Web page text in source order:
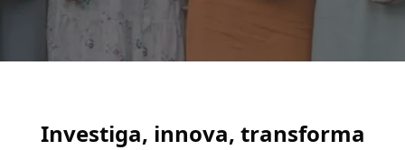
Investiga, innova, transforma